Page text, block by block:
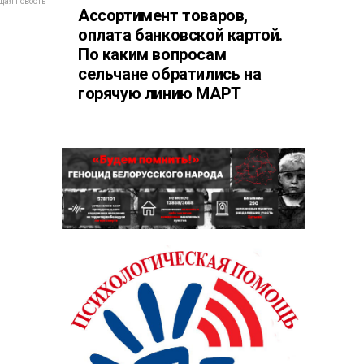
Ассортимент товаров,
оплата банковской картой.
По каким вопросам
сельчане обратились на
горячую линию МАРТ